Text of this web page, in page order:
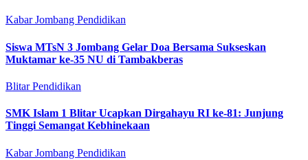
Kabar Jombang Pendidikan
Siswa MTsN 3 Jombang Gelar Doa Bersama Sukseskan
Muktamar ke-35 NU di Tambakberas
BlitarPendidikan
SMK Islam 1 Blitar Ucapkan Dirgahayu RI ke-81: Junjung
Tinggi Semangat Kebhinekaan
Kabar Jombang Pendidikan